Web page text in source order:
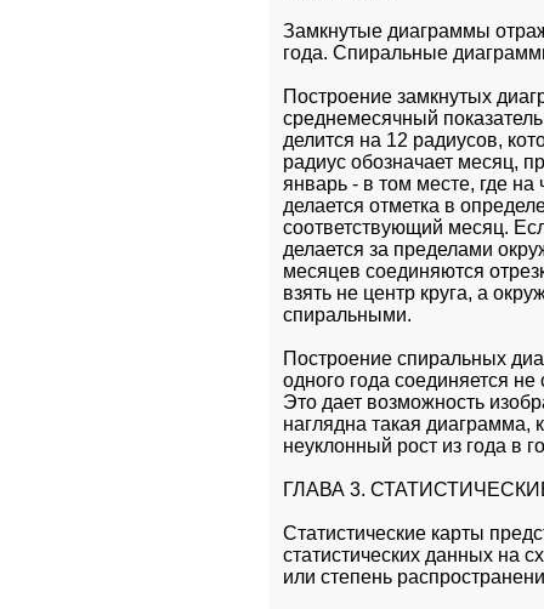
Замкнутые диаграммы
года. Спиральные
Построение замкнутых
среднемесячный
делится на 12 радиусов,
радиус обозначает месяц,
январь - в том месте, где
делается отметка в
соответствующий месяц.
делается за пределами
месяцев соединяются
взять не центр круга, а
спиральными.
Построение спиральных
одного года соединяется
Это дает возможность
наглядна такая диаграмма,
неуклонный рост из года в
ГЛАВА 3.
Статистические карты
статистических данных на
или степень